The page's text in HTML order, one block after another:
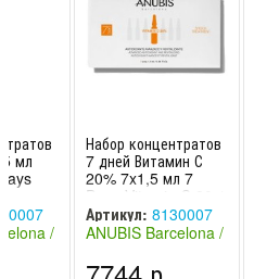
мл
/
/
Набор концентратов
7 дней Витамин С
20% 7x1,5 мл 7
Days Vitamin C 20%
/ ANUBIS Barcelona
Артикул: 8130007
ANUBIS Barcelona /